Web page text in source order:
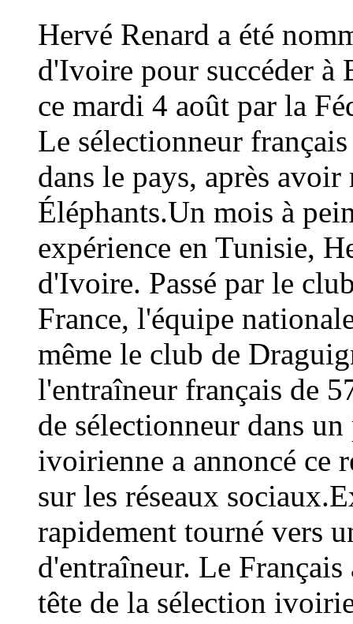
Hervé Renard a été
d'Ivoire pour succéder à
ce mardi 4 août par la
Le sélectionneur
dans le pays, après
Éléphants.Un mois à
expérience en Tunisie,
d'Ivoire. Passé par le
France, l'équipe
même le club de
l'entraîneur français de
de sélectionneur dans
ivoirienne a annoncé ce
sur les réseaux
rapidement tourné vers
d'entraîneur. Le
tête de la sélection